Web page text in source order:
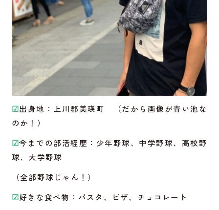
☑出身地：上川郡美瑛町 （だから画像が青い池な
のか！）
☑今までの部活経歴：少年野球、中学野球、高校野
球、大学野球
（全部野球じゃん！）
☑好きな食べ物：パスタ、ピザ、チョコレート